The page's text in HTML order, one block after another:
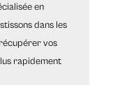
en
dans les
vos
rapidement